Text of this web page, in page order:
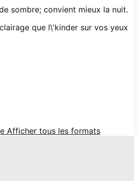
sombre; convient mieux la nuit.
que l\'kinder sur vos yeux
Afficher tous les formats